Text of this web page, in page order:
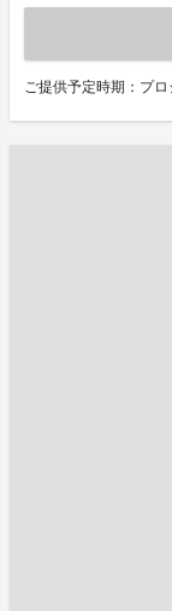
ご提供予定時期：プ